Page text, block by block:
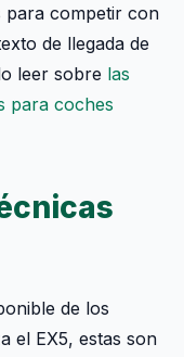
para competir con
de llegada de
leer sobre las
para coches
de los
el EX5, estas son